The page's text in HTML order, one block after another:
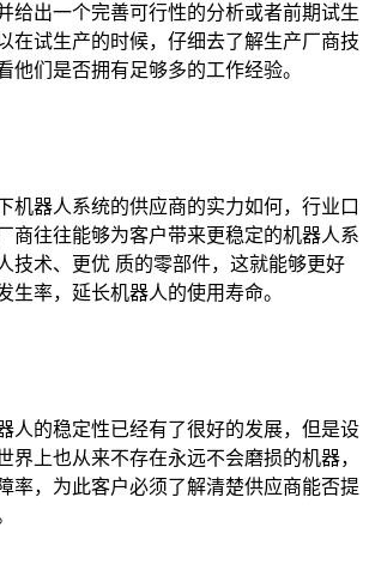
给出一个完善可行性的分析或者前期试生
在试生产的时候，仔细去了解生产厂商技
他们是否拥有足够多的工作经验。
机器人系统的供应商的实力如何，行业口
商往往能够为客户带来更稳定的机器人系
技术、更优 质的零部件，这就能够更好
生率，延长机器人的使用寿命。
人的稳定性已经有了很好的发展，但是设
界上也从来不存在永远不会磨损的机器，
率，为此客户必须了解清楚供应商能否提